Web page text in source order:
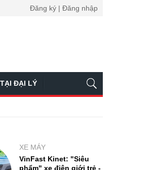
Đăng ký | Đăng nhập
ĐẠI LÝ
XE MÁY
VinFast Kinet: "Siêu
phẩm" xe điện giới trẻ -